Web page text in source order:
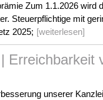
Zum 1.1.2026 wird
Steuerpflichtige mit
2025; [weiterlesen]
Erreichbarkeit
unserer